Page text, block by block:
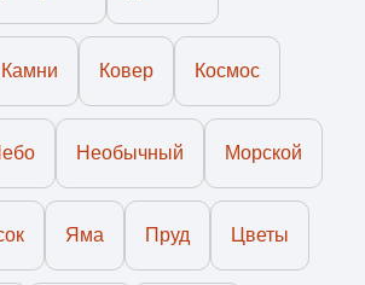
Камни Ковер Космос
Необычный Морской
Яма Пруд Цветы